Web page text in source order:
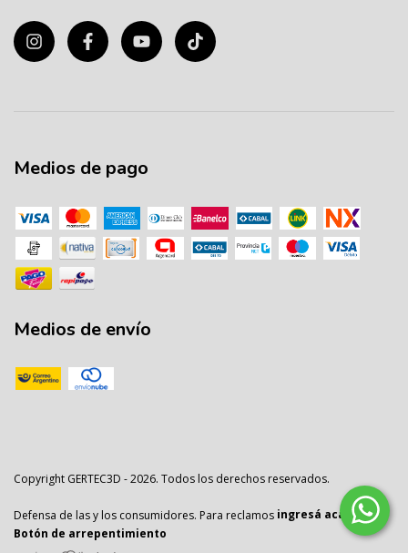
Medios de pago
Medios de envío
Copyright GERTEC3D - 2026. Todos los derechos reservados.
Defensa de las y los consumidores. Para reclamos ingresá acá.
/
Botón de arrepentimiento